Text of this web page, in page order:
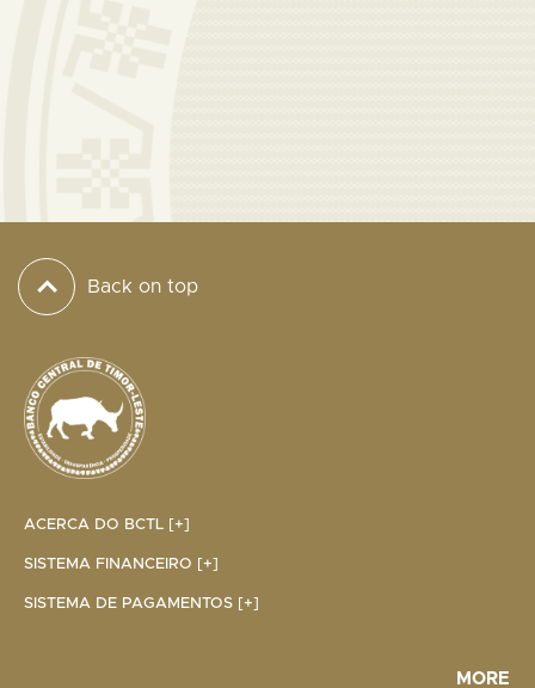
Back on top
ACERCA DO BCTL [+]
SISTEMA FINANCEIRO [+]
SISTEMA DE PAGAMENTOS [+]
MORE